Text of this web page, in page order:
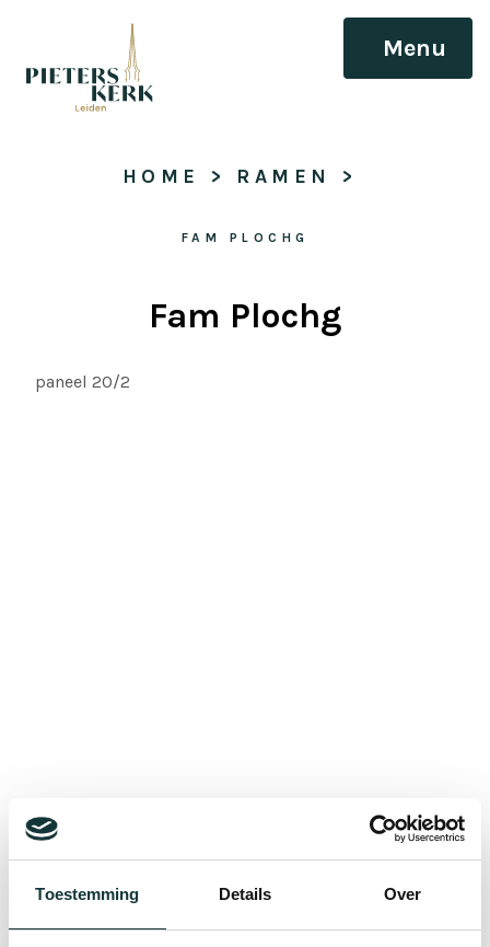
Toestemming Details Over
Menu
HOME > RAMEN >
FAM PLOCHG
Fam Plochg
paneel 20/2